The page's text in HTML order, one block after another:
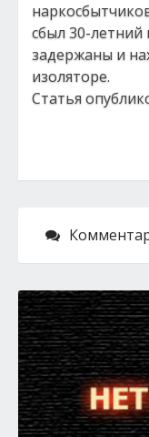
сбыл 30-
задержаны и
изоляторе.
Статья